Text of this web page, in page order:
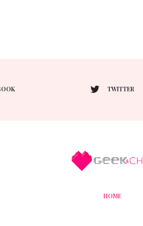
TWITTER
HOME